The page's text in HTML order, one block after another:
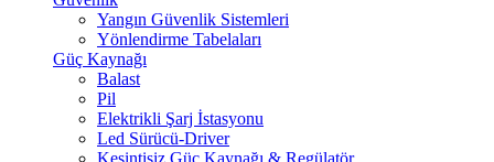
Yangın Güvenlik Sistemleri
Yönlendirme Tabelaları
Güç Kaynağı
Balast
Pil
Elektrikli Şarj İstasyonu
Led Sürücü-Driver
Kesintisiz Güç Kaynağı & Regülatör